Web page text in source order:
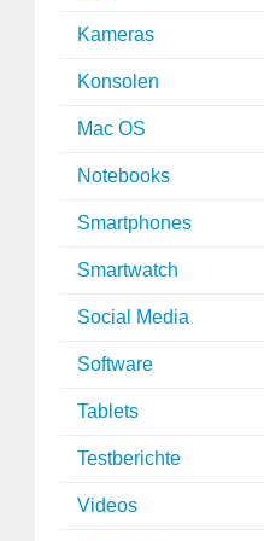
Kameras
Konsolen
Mac OS
Notebooks
Smartphones
Smartwatch
Social Media
Software
Tablets
Testberichte
Videos